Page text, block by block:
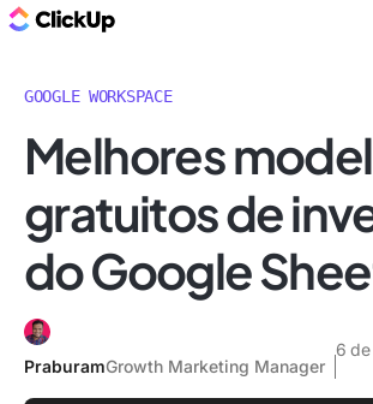
GOOGLE WORKSPACE
Melhores
gratuitos de
do Google
PraburamGrowth Marketing Manager
6